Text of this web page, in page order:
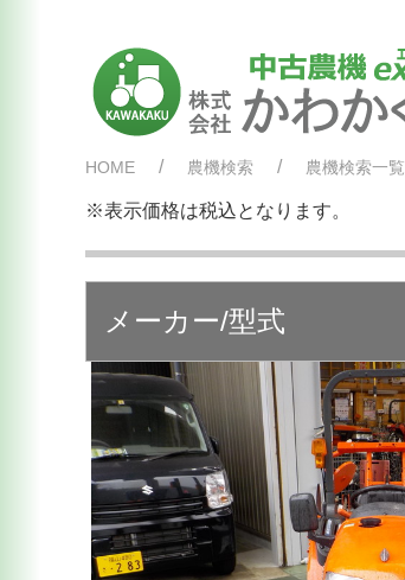
HOME 農機検索 農機検索一覧
※表示価格は税込となります。
メーカー/型式